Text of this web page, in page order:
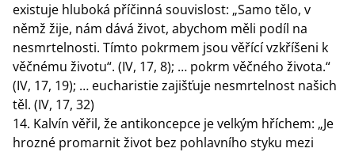
existuje hluboká příčinná souvislost: „Samo tělo, v
němž žije, nám dává život, abychom měli podíl na
nesmrtelnosti. Tímto pokrmem jsou věřící vzkříšeni k
věčnému životu“. (IV, 17, 8); … pokrm věčného života.“
(IV, 17, 19); … eucharistie zajišťuje nesmrtelnost našich
těl. (IV, 17, 32)
Kalvín věřil, že antikoncepce je velkým hříchem: „Je
hrozné promarnit život bez pohlavního styku mezi